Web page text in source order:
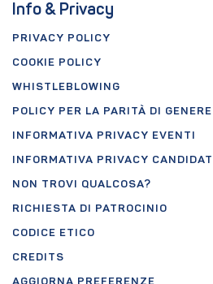
Info & Privacy
PRIVACY POLICY
COOKIE POLICY
WHISTLEBLOWING
POLICY PER LA PARITÀ DI GENERE
INFORMATIVA PRIVACY EVENTI
INFORMATIVA PRIVACY CANDIDATI
NON TROVI QUALCOSA?
RICHIESTA DI PATROCINIO
CODICE ETICO
CREDITS